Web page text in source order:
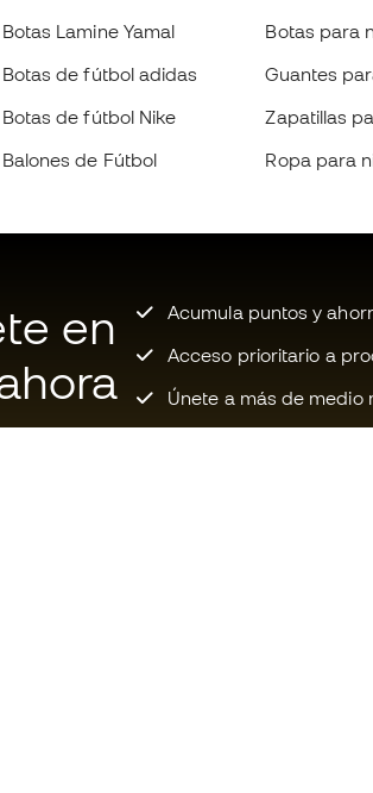
Botas Lamine Yamal
Botas de fútbol adidas
Botas de fútbol Nike
Balones de Fútbol
Botas para
Guantes
Zapatillas
Ropa para
en
Acumula puntos y
Acceso prioritario a
Únete a más de medio